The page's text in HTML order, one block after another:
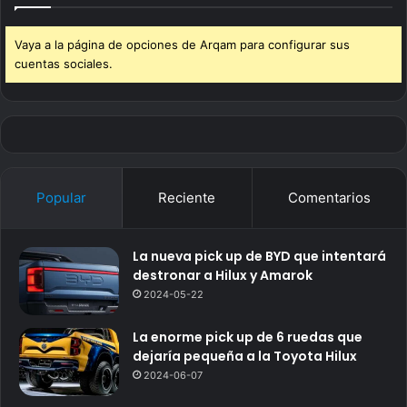
Vaya a la página de opciones de Arqam para configurar sus
cuentas sociales.
Popular Reciente Comentarios
La nueva pick up de BYD que intentará
destronar a Hilux y Amarok
2024-05-22
La enorme pick up de 6 ruedas que
dejaría pequeña a la Toyota Hilux
2024-06-07